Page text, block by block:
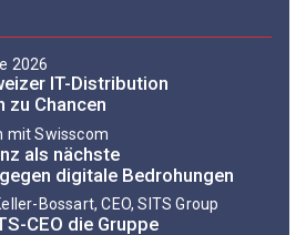
2026
IT-Distribution
zu Chancen
mit Swisscom
als nächste
digitale Bedrohungen
Bossart, CEO, SITS Group
CEO die Gruppe